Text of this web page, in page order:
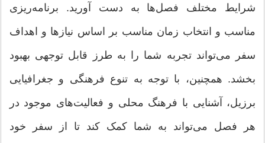
شرایط مختلف فصل‌ها به دست آورید. برنامه‌ریزی
مناسب و انتخاب زمان مناسب بر اساس نیازها و اهداف
سفر می‌تواند تجربه شما را به طرز قابل توجهی بهبود
بخشد. همچنین، با توجه به تنوع فرهنگی و جغرافیایی
برزیل، آشنایی با فرهنگ محلی و فعالیت‌های موجود در
هر فصل می‌تواند به شما کمک کند تا از سفر خود